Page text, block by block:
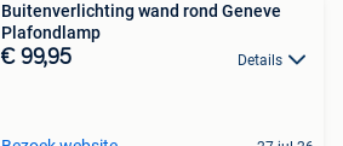
Buitenverlichting wand rond Geneve
Plafondlamp
€ 99,95 Details